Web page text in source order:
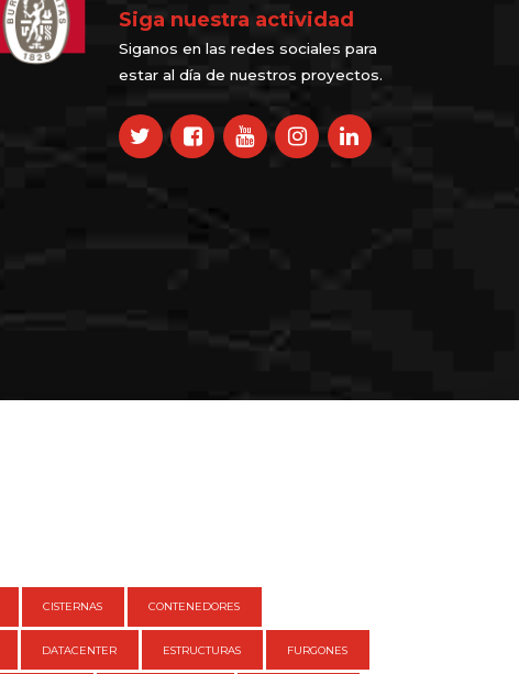
Siga nuestra actividad
Siganos en las redes sociales para
estar al día de nuestros proyectos.
CISTERNAS CONTENEDORES
DATACENTER ESTRUCTURAS FURGONES